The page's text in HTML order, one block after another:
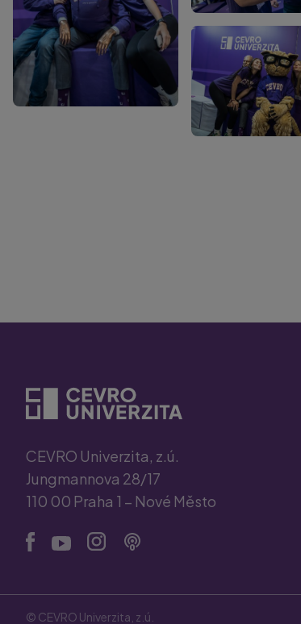
CEVRO Univerzita, z.ú.
Jungmannova 28/17
110 00 Praha 1 – Nové Město
© CEVRO Univerzita, z.ú.